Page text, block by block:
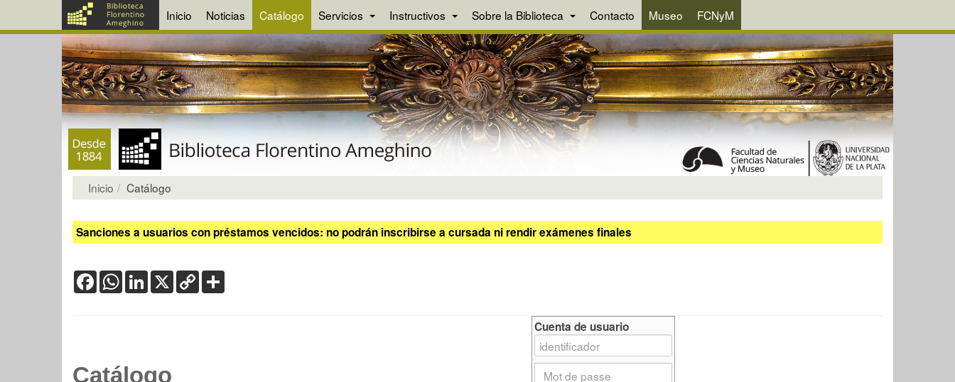
Inicio Noticias Catálogo Servicios Instructivos Sobre la Biblioteca Contacto Museo FCNyM
Inicio Catálogo
Sanciones a usuarios con préstamos vencidos: no podrán inscribirse a cursada ni rendir exámenes finales
FacebookWhatsApp
LinkedIn
X Copy
Link
Catálogo
Cuenta de usuario